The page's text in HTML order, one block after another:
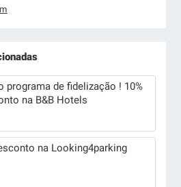
programa de fidelização ! 10%
na B&B Hotels
na Looking4parking